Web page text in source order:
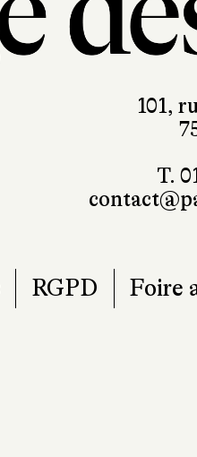
101,
T.
RGPD Foire